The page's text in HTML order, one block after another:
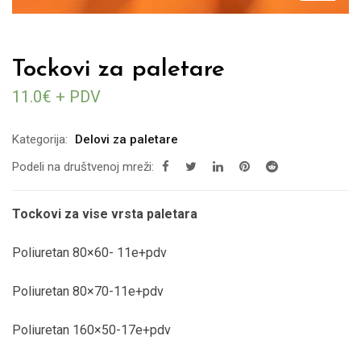
Tockovi za paletare
11.0€ + PDV
Kategorija:
Delovi za paletare
Podeli na društvenoj mreži:
Tockovi za vise vrsta paletara
Poliuretan 80×60- 11e+pdv
Poliuretan 80×70-11e+pdv
Poliuretan 160×50-17e+pdv